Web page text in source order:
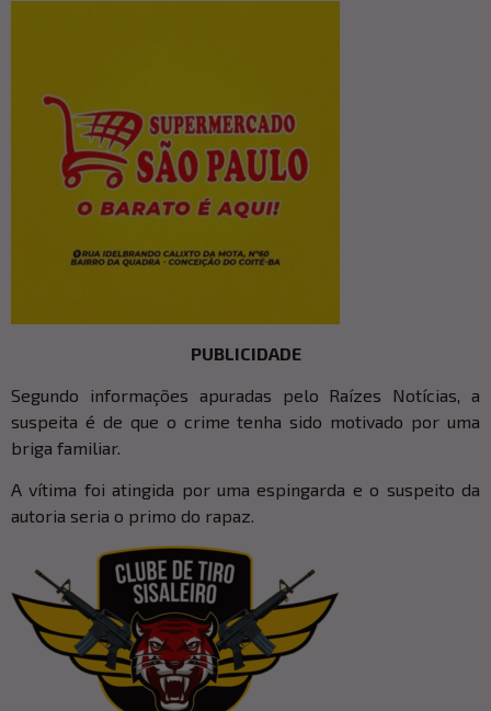
PUBLICIDADE
Segundo informações apuradas pelo Raízes Notícias, a
suspeita é de que o crime tenha sido motivado por uma
briga familiar.
A vítima foi atingida por uma espingarda e o suspeito da
autoria seria o primo do rapaz.